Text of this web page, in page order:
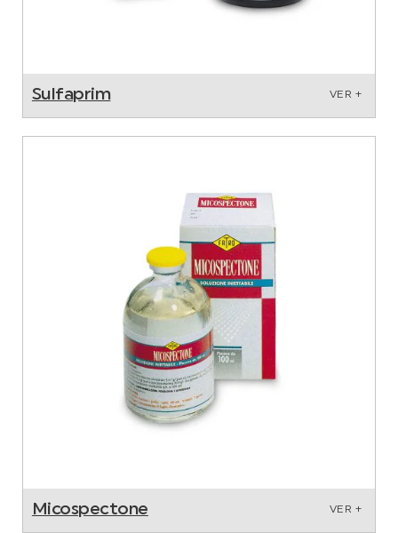
Sulfaprim VER +
Micospectone VER +